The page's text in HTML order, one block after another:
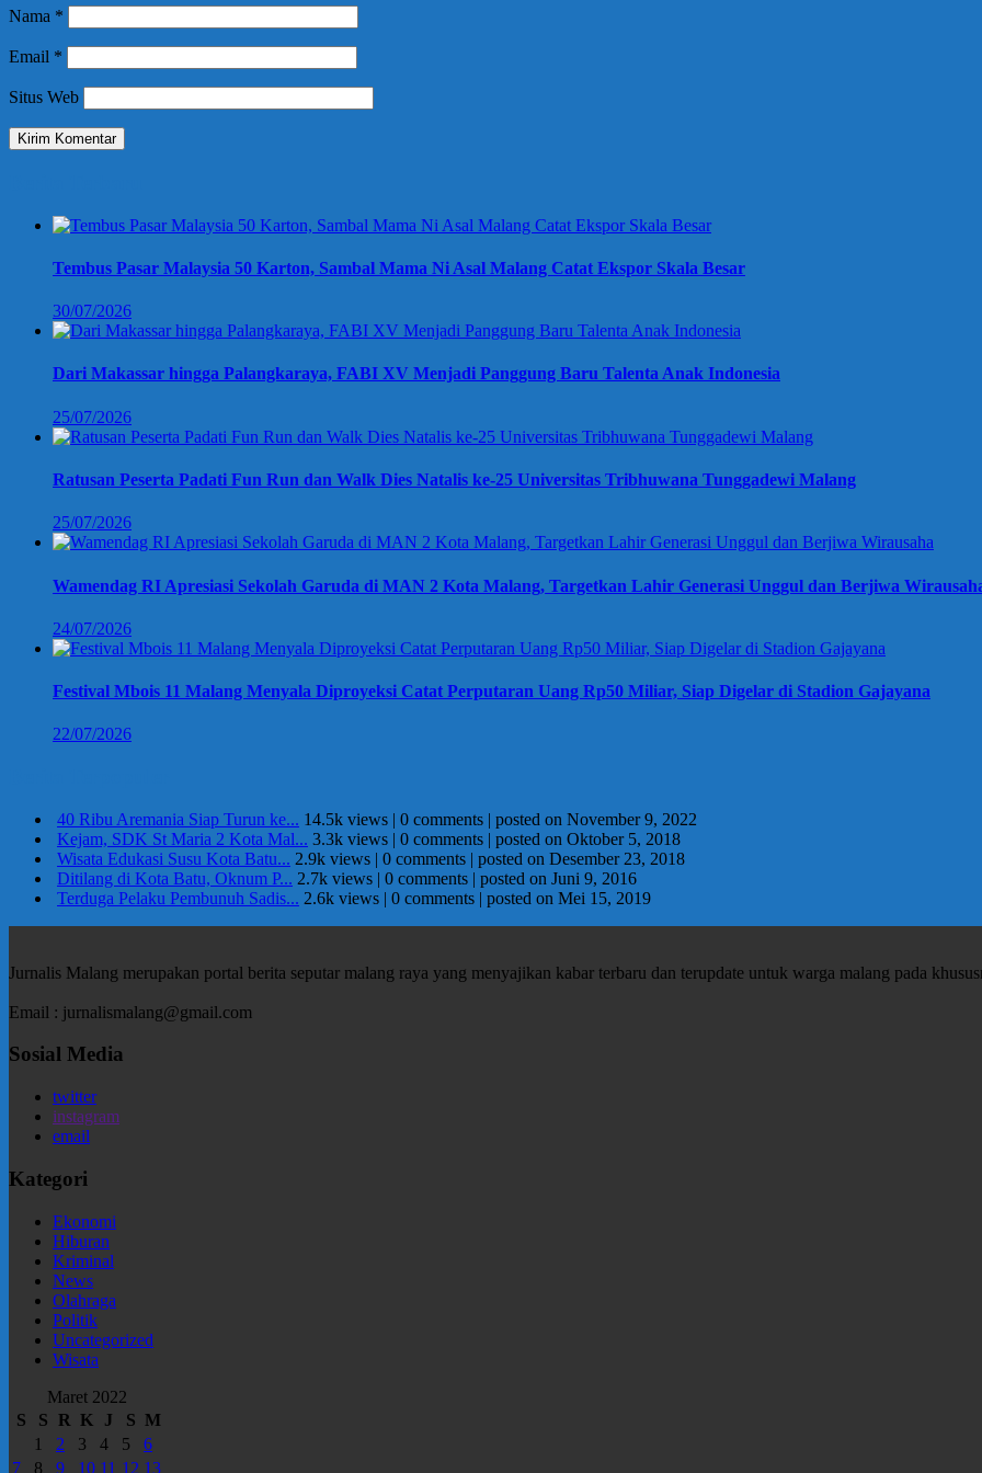
Nama *
Email *
Situs Web
Tembus Pasar Malaysia 50 Karton, Sambal Mama Ni Asal Malang Catat Ekspor Skala Besar
30/07/2026
Dari Makassar hingga Palangkaraya, FABI XV Menjadi Panggung Baru Talenta Anak Indonesia
25/07/2026
Ratusan Peserta Padati Fun Run dan Walk Dies Natalis ke-25 Universitas Tribhuwana Tunggadewi Malang
25/07/2026
Wamendag RI Apresiasi Sekolah Garuda di MAN 2 Kota Malang, Targetkan Lahir Generasi Unggul dan Berjiwa
24/07/2026
Festival Mbois 11 Malang Menyala Diproyeksi Catat Perputaran Uang Rp50 Miliar, Siap Digelar di Stadion Gajayana
22/07/2026
40 Ribu Aremania Siap Turun ke... 14.5k views | 0 comments | posted on November 9, 2022
Kejam, SDK St Maria 2 Kota Mal... 3.3k views | 0 comments | posted on Oktober 5, 2018
Wisata Edukasi Susu Kota Batu... 2.9k views | 0 comments | posted on Desember 23, 2018
Ditilang di Kota Batu, Oknum P... 2.7k views | 0 comments | posted on Juni 9, 2016
Terduga Pelaku Pembunuh Sadis... 2.6k views | 0 comments | posted on Mei 15, 2019
Jurnalis Malang merupakan portal berita seputar malang raya yang menyajikan kabar terbaru dan terupdate untuk warga malang pada
Email : jurnalismalang@gmail.com
Sosial Media
twitter
instagram
email
Kategori
Ekonomi
Hiburan
Kriminal
News
Olahraga
Politik
Uncategorized
Wisata
Maret 2022
S
S R K J S M
1
2 3 4 5
6
7
8 9 10 11 12 13